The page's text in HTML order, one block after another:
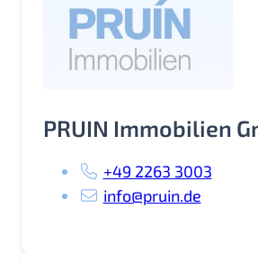
PRUIN Immobilien
+49 2263 3003
info@pruin.de